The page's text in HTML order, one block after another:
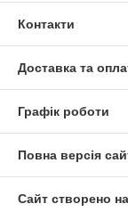
Контакти
Доставка та
Графік роботи
Повна версія
Сайт створено